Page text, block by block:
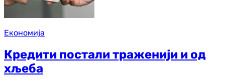
Економија
Кредити постали траженији и од
хљеба